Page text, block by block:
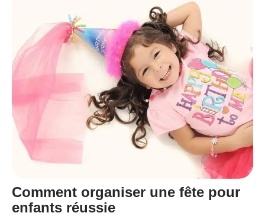
Comment organiser une fête pour
enfants réussie